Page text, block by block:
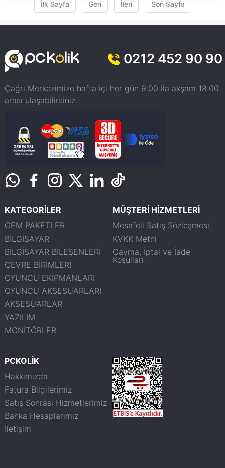
İlk Sayfa Geri İleri Son Sayfa
0212 452 90 90
Çağrı Merkezimize hafta içi her gün 9:00 ila akşam 18:00
arası ulaşabilirsiniz.
KATEGORİLER
OEM PAKETLER
BİLGİSAYAR
BİLGİSAYAR BİLEŞENLERİ
ÇEVRE BİRİMLERİ
OYUNCU EKİPMANLARI
OYUNCU AKSESUARLARI
AKSESUARLAR
YAZILIM
MONİTÖRLER
MÜŞTERİ HİZMETLERİ
Mesafeli Satış Sözleşmesi
KVKK Metni
Cayma, İptal ve İade
Koşulları
PCKOLİK
Hakkımızda
Fatura Bilgilerimiz
Satış Sonrası Hizmetlerimiz
Banka Hesaplarımız
İletişim